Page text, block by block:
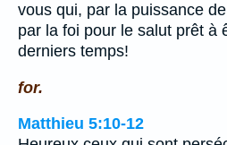
vous qui, par la puissance
par la foi pour le salut prêt à
derniers temps!
for.
Matthieu 5:10-12